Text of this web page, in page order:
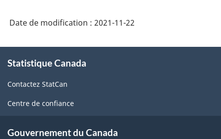
Date de modification : 2021-11-22
propos
ce
site
Statistique Canada
Contactez StatCan
Centre de confiance
Gouvernement du Canada